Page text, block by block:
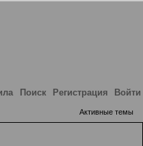
Поиск Регистрация Войти
Активные темы